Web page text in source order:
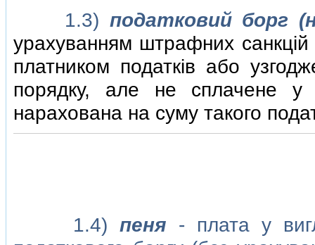
1.3) податковий борг
урахуванням штрафних санкцiй
платником податкiв або
порядку, але не сплачене у
нарахована на суму такого
1.4)пеня - плата у